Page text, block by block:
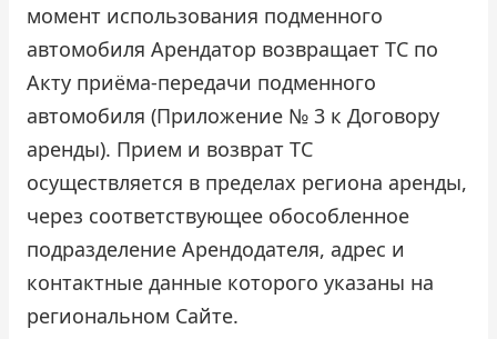
момент использования подменного
автомобиля Арендатор возвращает ТС по
Акту приёма-передачи подменного
автомобиля (Приложение № 3 к Договору
аренды). Прием и возврат ТС
осуществляется в пределах региона аренды,
через соответствующее обособленное
подразделение Арендодателя, адрес и
контактные данные которого указаны на
региональном Сайте.